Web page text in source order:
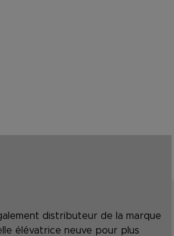
distributeur de la marque
élévatrice neuve pour plus